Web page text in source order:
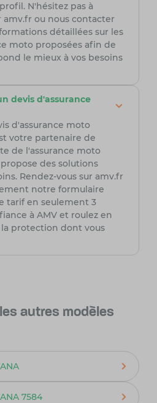
N'hésitez pas à
amv.fr ou nous contacter
détaillées sur les
moto proposées afin de
le mieux à vos besoins
devis d'assurance
d'assurance moto
votre partenaire de
de l'assurance moto
des solutions
Rendez-vous sur amv.fr
notre formulaire
tarif en seulement 3
à AMV et roulez en
protection dont vous
autres modèles
7584